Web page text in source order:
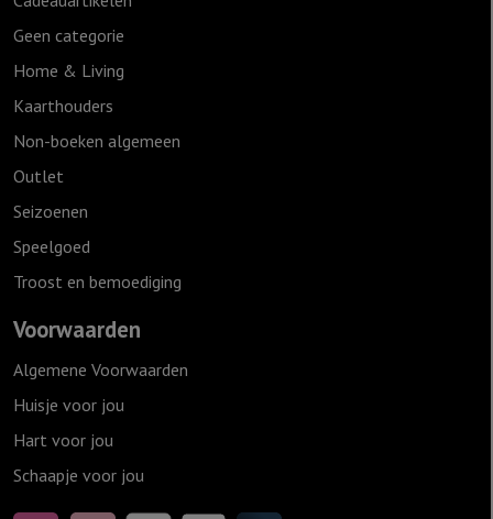
Geen categorie
Home & Living
Kaarthouders
Non-boeken algemeen
Outlet
Seizoenen
Speelgoed
Troost en bemoediging
Voorwaarden
Algemene Voorwaarden
Huisje voor jou
Hart voor jou
Schaapje voor jou